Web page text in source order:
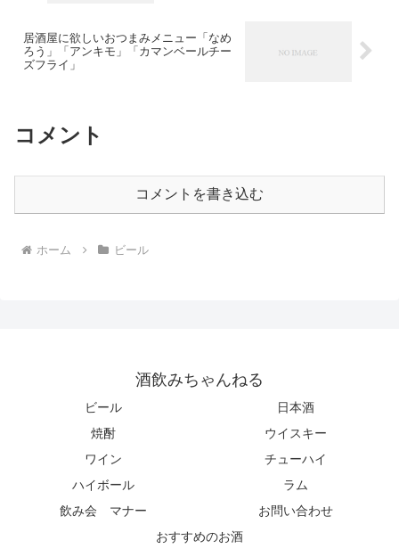
居酒屋に欲しいおつまみメニュー「なめ
ろう」「アンキモ」「カマンベールチー
ズフライ」
コメント
コメントを書き込む
ホーム ビール
酒飲みちゃんねる
ビール
日本酒
焼酎
ウイスキー
ワイン
チューハイ
ハイボール
ラム
飲み会 マナー
お問い合わせ
おすすめのお酒